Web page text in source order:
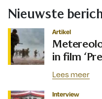
Nieuwste
Artikel
in film
Lees meer
Interview